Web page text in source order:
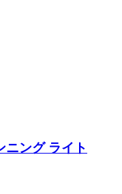
ニング ライト